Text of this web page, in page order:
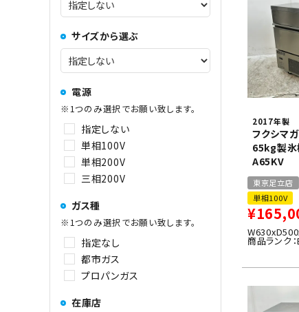
その他
サイズから選ぶ
電源
※1つのみ選択でお願い致します。
指定しない
単相100V
単相200V
三相200V
ガス種
※1つのみ選択でお願い致します。
指定なし
都市ガス
プロパンガス
在庫店
2017年製
フクシマ
65kg製氷
A65KV
東京足立店
単相100V
¥
商品ランク：